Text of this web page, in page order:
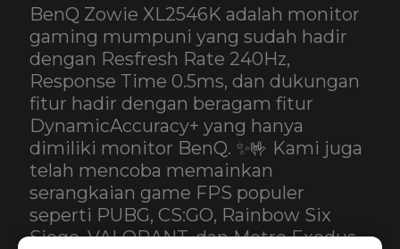
BenQ Zowie XL2546K adalah monitor
gaming mumpuni yang sudah hadir
dengan Resfresh Rate 240Hz,
Response Time 0.5ms, dan dukungan
fitur hadir dengan beragam fitur
DynamicAccuracy+ yang hanya
dimiliki monitor BenQ. ✨🤟 Kami juga
telah mencoba memainkan
serangkaian game FPS populer
seperti PUBG, CS:GO, Rainbow Six
Siege, VALORANT, dan Metro Exodus,